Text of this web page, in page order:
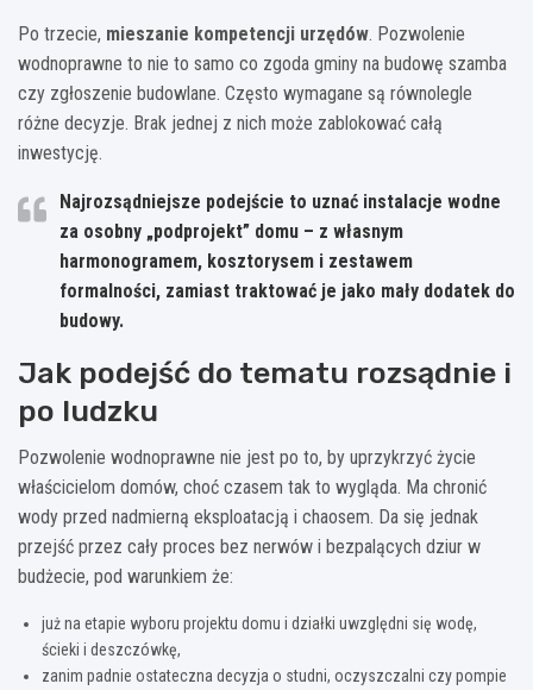
Po trzecie, mieszanie kompetencji urzędów. Pozwolenie
wodnoprawne to nie to samo co zgoda gminy na budowę szamba
czy zgłoszenie budowlane. Często wymagane są równolegle
różne decyzje. Brak jednej z nich może zablokować całą
inwestycję.
Najrozsądniejsze podejście to uznać instalacje wodne
za osobny „podprojekt” domu – z własnym
harmonogramem, kosztorysem i zestawem
formalności, zamiast traktować je jako mały dodatek do
budowy.
Jak podejść do tematu rozsądnie i
po ludzku
Pozwolenie wodnoprawne nie jest po to, by uprzykrzyć życie
właścicielom domów, choć czasem tak to wygląda. Ma chronić
wody przed nadmierną eksploatacją i chaosem. Da się jednak
przejść przez cały proces bez nerwów i bezpalących dziur w
budżecie, pod warunkiem że:
już na etapie wyboru projektu domu i działki uwzględni się wodę,
ścieki i deszczówkę,
zanim padnie ostateczna decyzja o studni, oczyszczalni czy pompie